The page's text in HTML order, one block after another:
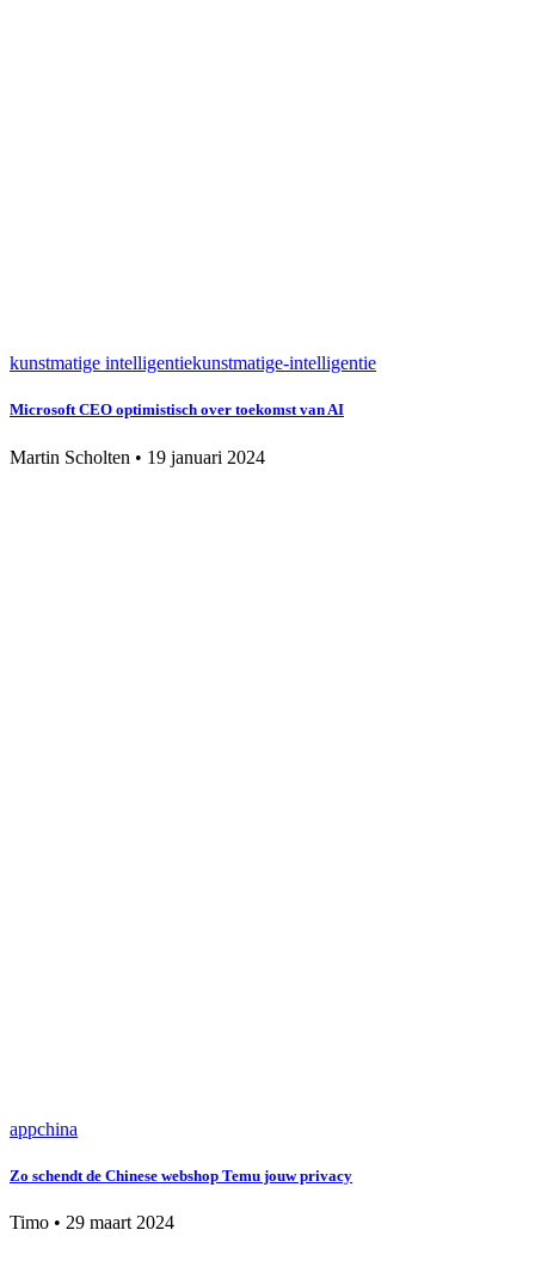
kunstmatige intelligentiekunstmatige-intelligentie
Microsoft CEO optimistisch over toekomst van AI
Martin Scholten • 19 januari 2024
appchina
Zo schendt de Chinese webshop Temu jouw privacy
Timo • 29 maart 2024